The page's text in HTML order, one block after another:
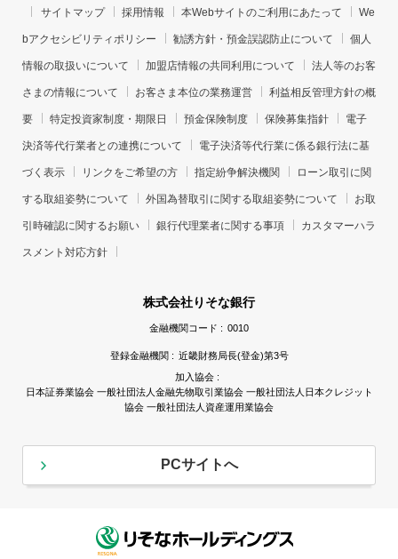
サイトマップ 採用情報 本Webサイトのご利用にあたって We
bアクセシビリティポリシー 勧誘方針・預金誤認防止について 個人
情報の取扱いについて 加盟店情報の共同利用について 法人等のお客
さまの情報について お客さま本位の業務運営 利益相反管理方針の概
要 特定投資家制度・期限日 預金保険制度 保険募集指針 電子
決済等代行業者との連携について 電子決済等代行業に係る銀行法に基
づく表示 リンクをご希望の方 指定紛争解決機関 ローン取引に関
する取組姿勢について 外国為替取引に関する取組姿勢について お取
引時確認に関するお願い 銀行代理業者に関する事項 カスタマーハラ
スメント対応方針
株式会社りそな銀行
金融機関コード : 0010
登録金融機関 : 近畿財務局長(登金)第3号
加入協会 :
日本証券業協会 一般社団法人金融先物取引業協会 一般社団法人日本クレジット
協会 一般社団法人資産運用業協会
PCサイトへ